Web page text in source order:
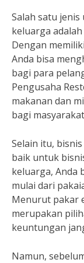
Salah satu
keluarga
Dengan
Anda bisa
bagi para
Pengusaha
makanan dan
bagi
Selain itu,
baik untuk
keluarga, Anda
mulai dari
Menurut pakar
merupakan
keuntungan
Namun,